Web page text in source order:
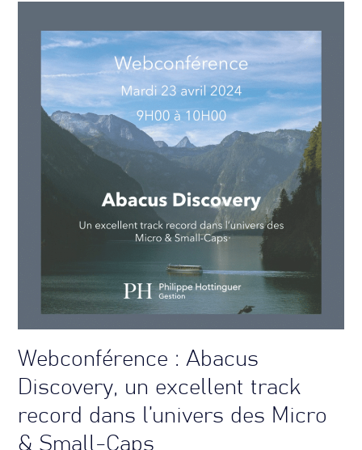
Webconférence : Abacus
Discovery, un excellent track
record dans l’univers des Micro
& Small-Caps